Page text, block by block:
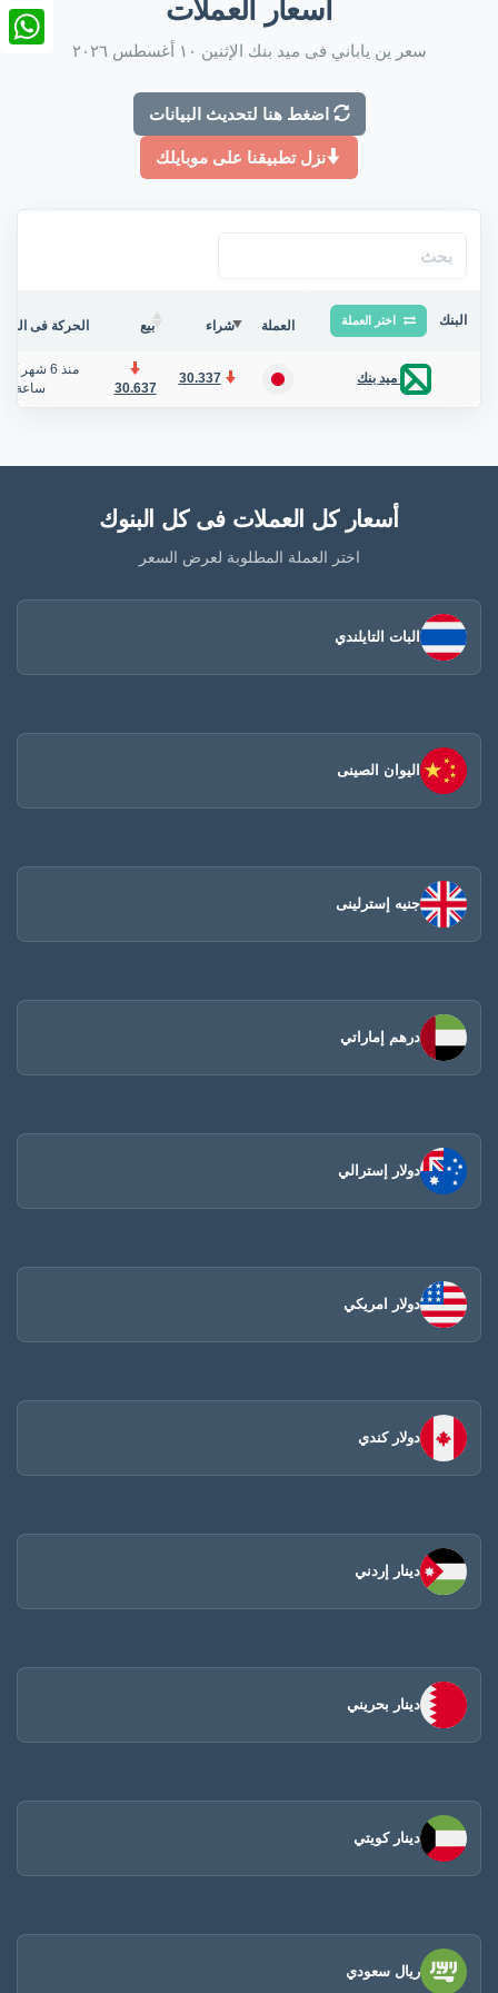
أسعار العملات
سعر ين ياباني فى ميد بنك الإثنين ١٠ أغسطس ٢٠٢٦
اضغط هنا لتحديث البيانات
نزل تطبيقنا على موبايلك
البنك اختر العملة العملة شراء بيع الحركة فى
ميد بنك 30.337
30.637
منذ 6 شهر
/
ساعة
أسعار كل العملات فى كل البنوك
اختر العملة المطلوبة لعرض السعر
البات التايلندي
اليوان الصينى​
جنيه إسترلينى
درهم إماراتي
دولار إسترالي
دولار امريكي
دولار كندي
دينار إردني
دينار بحريني
دينار كويتي
ريال سعودي